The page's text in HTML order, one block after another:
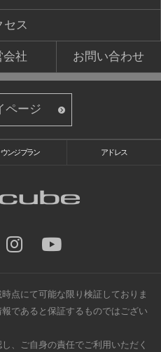
セス
会社 お問い合わせ
ページ
ンジプラン アドレス
点にて可能な限り検証しておりま
であると保証するものではござい
、ご自身の責任でご利用いただく